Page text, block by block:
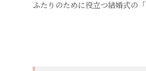
ふたりのために役立つ結婚式の